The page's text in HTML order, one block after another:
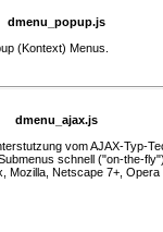
dmenu_popup.js
(Kontext) Menus.
dmenu_ajax.js
vom AJAX-Typ-
schnell ("on-the-
Mozilla, Netscape 7+, Opera